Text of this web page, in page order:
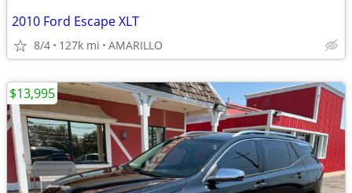
2010 Ford Escape XLT
8/4 127k mi AMARILLO
$13,995